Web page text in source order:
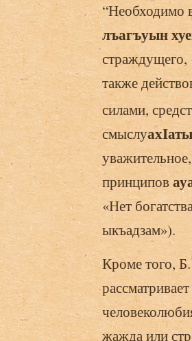
“Необходимо
лъагъуын
страждущего,
также
силами,
смыслуах
принципов
«Нет
ыкъадзам»).
Кроме того,
рассматривает
жажда или